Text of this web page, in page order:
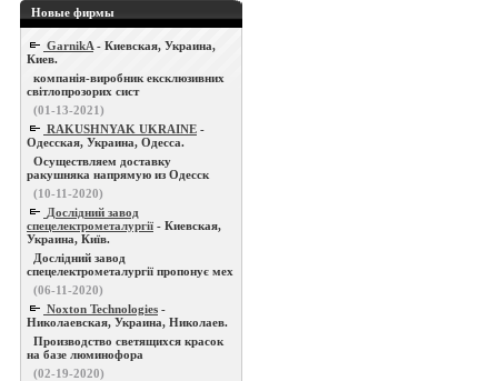
Новые фирмы
GarnikA - Киевская, Украина,
Киев.
компанія-виробник ексклюзивних
світлопрозорих сист
(01-13-2021)
RAKUSHNYAK UKRAINE -
Одесская, Украина, Одесса.
Осуществляем доставку
ракушняка напрямую из Одесск
(10-11-2020)
Дослідний завод
спецелектрометалургії - Киевская,
Украина, Київ.
Дослідний завод
спецелектрометалургії пропонує мех
(06-11-2020)
Noxton Technologies -
Николаевская, Украина, Николаев.
Производство светящихся красок
на базе люминофора
(02-19-2020)